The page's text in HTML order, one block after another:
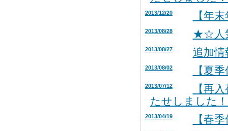
2013/12/20 【年
2013/08/28 ★☆人
2013/08/27 追加
2013/08/02 【夏
2013/07/12
【再
たせしました
2013/04/19 【春